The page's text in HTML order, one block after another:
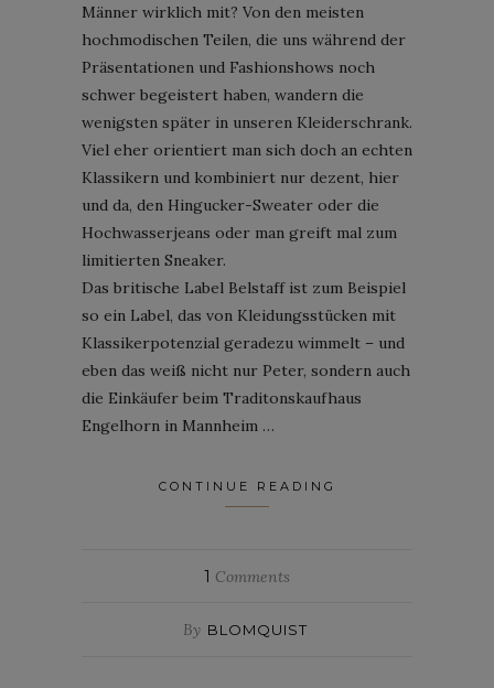
Männer wirklich mit? Von den meisten
hochmodischen Teilen, die uns während der
Präsentationen und Fashionshows noch
schwer begeistert haben, wandern die
wenigsten später in unseren Kleiderschrank.
Viel eher orientiert man sich doch an echten
Klassikern und kombiniert nur dezent, hier
und da, den Hingucker-Sweater oder die
Hochwasserjeans oder man greift mal zum
limitierten Sneaker.
Das britische Label Belstaff ist zum Beispiel
so ein Label, das von Kleidungsstücken mit
Klassikerpotenzial geradezu wimmelt – und
eben das weiß nicht nur Peter, sondern auch
die Einkäufer beim Traditonskaufhaus
Engelhorn in Mannheim …
CONTINUE READING
1 Comments
By BLOMQUIST